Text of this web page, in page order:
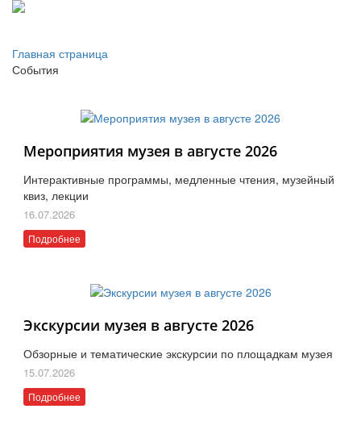
Главная страница
События
Мероприятия музея в августе 2026
Интерактивные программы, медленные чтения, музейный
квиз, лекции
16.07.2026
Подробнее
Экскурсии музея в августе 2026
Обзорные и тематические экскурсии по площадкам музея
15.07.2026
Подробнее